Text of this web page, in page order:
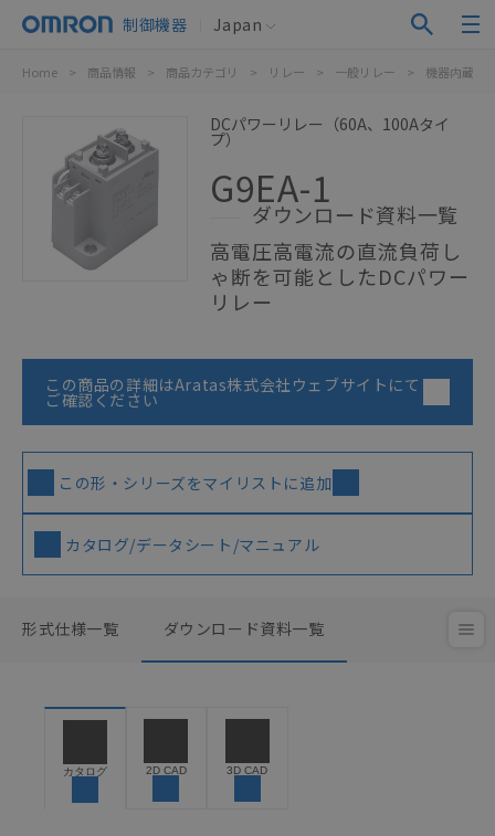
制御機器 Japan
Home > 商品情報 > 商品カテゴリ > リレー > 一般リレー > 機器内蔵用
DCパワーリレー（60A、100Aタイ
プ）
G9EA-1
ダウンロード資料一覧
高電圧高電流の直流負荷し
ゃ断を可能としたDCパワー
リレー
この商品の詳細はAratas株式会社ウェブサイトにて
ご確認ください
この形・シリーズをマイリストに追加
カタログ/データシート/マニュアル
形式仕様一覧 ダウンロード資料一覧
カタログ 2D CAD 3D CAD